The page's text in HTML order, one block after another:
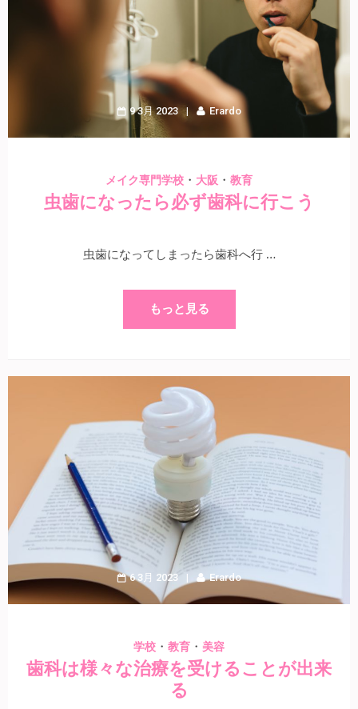
9 3月 2023 Erardo
メイク専門学校 ・ 大阪 ・ 教育
虫歯になったら必ず歯科に行こう
虫歯になってしまったら歯科へ行 …
もっと見る
6 3月 2023 Erardo
学校 ・ 教育 ・ 美容
歯科は様々な治療を受けることが出来
る